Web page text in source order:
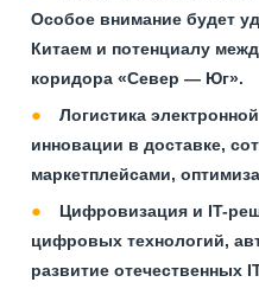
Особое внимание будет
Китаем и потенциалу
коридора «Север — Юг».
Логистика
инновации в доставке,
маркетплейсами,
Цифровизация и IT-
цифровых технологий,
развитие отечественных